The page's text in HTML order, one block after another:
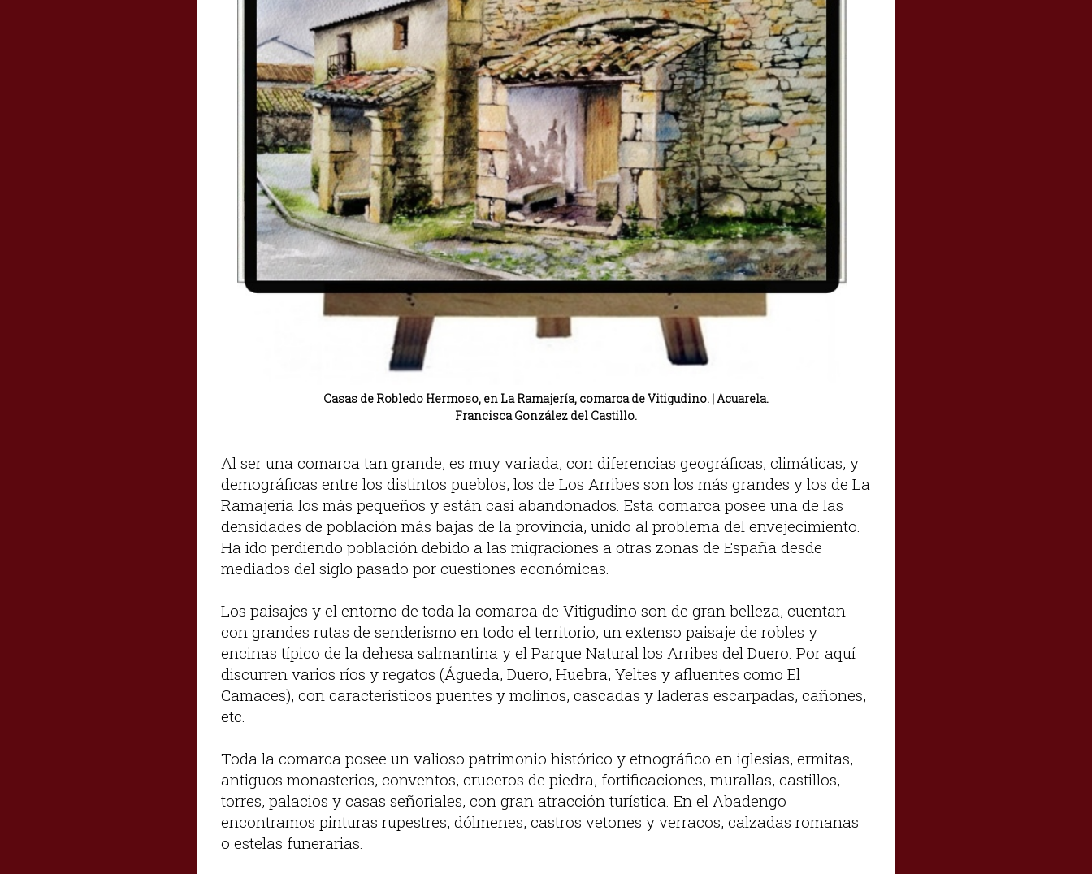
Casas de Robledo Hermoso, en La Ramajería, comarca de Vitigudino. | Acuarela.
Francisca González del Castillo.
Al ser una comarca tan grande, es muy variada, con diferencias geográficas, climáticas, y
demográficas entre los distintos pueblos, los de Los Arribes son los más grandes y los de La
Ramajería los más pequeños y están casi abandonados. Esta comarca posee una de las
densidades de población más bajas de la provincia, unido al problema del envejecimiento.
Ha ido perdiendo población debido a las migraciones a otras zonas de España desde
mediados del siglo pasado por cuestiones económicas.
Los paisajes y el entorno de toda la comarca de Vitigudino son de gran belleza, cuentan
con grandes rutas de senderismo en todo el territorio, un extenso paisaje de robles y
encinas típico de la dehesa salmantina y el Parque Natural los Arribes del Duero. Por aquí
discurren varios ríos y regatos (Águeda, Duero, Huebra, Yeltes y afluentes como El
Camaces), con característicos puentes y molinos, cascadas y laderas escarpadas, cañones,
etc.
Toda la comarca posee un valioso patrimonio histórico y etnográfico en iglesias, ermitas,
antiguos monasterios, conventos, cruceros de piedra, fortificaciones, murallas, castillos,
torres, palacios y casas señoriales, con gran atracción turística. En el Abadengo
encontramos pinturas rupestres, dólmenes, castros vetones y verracos, calzadas romanas
o estelas funerarias.